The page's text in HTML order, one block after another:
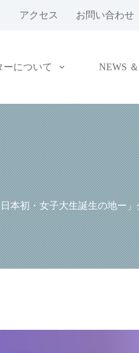
アクセス お問い合わせ
ーについて NEWS
本初・女子大生誕生の地ー」